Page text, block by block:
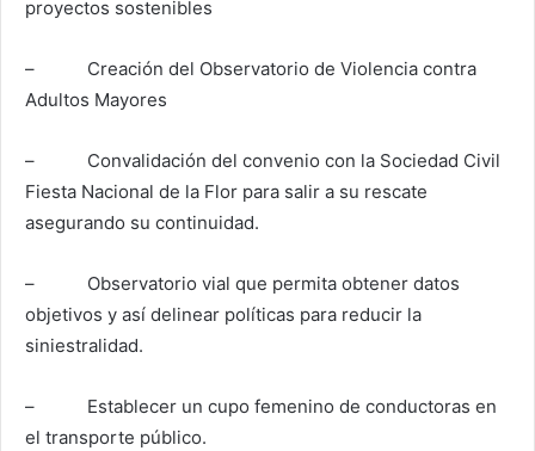
proyectos sostenibles
– Creación del Observatorio de Violencia contra
Adultos Mayores
– Convalidación del convenio con la Sociedad Civil
Fiesta Nacional de la Flor para salir a su rescate
asegurando su continuidad.
– Observatorio vial que permita obtener datos
objetivos y así delinear políticas para reducir la
siniestralidad.
– Establecer un cupo femenino de conductoras en
el transporte público.